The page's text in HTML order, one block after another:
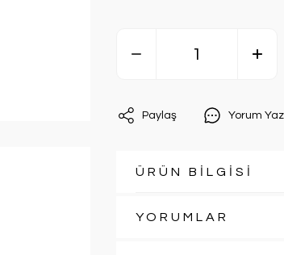
Paylaş Yorum Yaz
ÜRÜN BİLGİSİ
YORUMLAR